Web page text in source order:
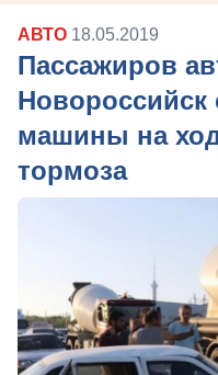
АВТО 18.05.2019
Пассажиров
Новороссийск
машины на
тормоза